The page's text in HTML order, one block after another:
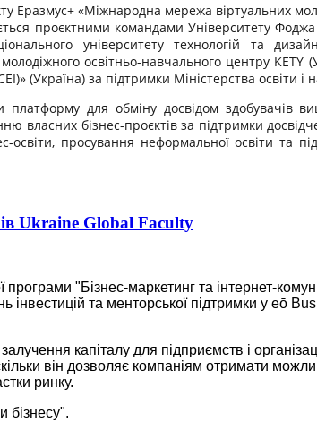
Еразмус+ «Міжнародна мережа віртуальних
проєктними командами Університету Фоджа
університету технологій та
освітньо-навчального центру KETY
(Україна) за підтримки Міністерства освіти і
для обміну досвідом здобувачів
власних бізнес-проєктів за підтримки
освіти, просування неформальної освіти та
Ukraine Global Faculty
програми "Бізнес-маркетинг та інтернет-
інвестицій та менторської підтримки у eō
капіталу для підприємств і
він дозволяє компаніям отримати
ринку.
бізнесу".